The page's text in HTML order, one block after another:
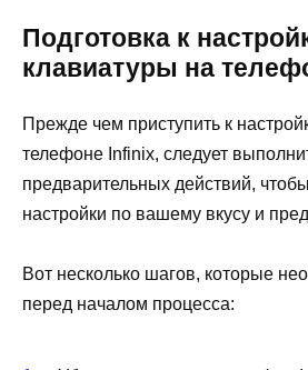
Подготовка к
клавиатуры на
Прежде чем приступить к
телефоне Infinix, следует
предварительных действий,
настройки по вашему вкусу и
Вот несколько шагов, которые
перед началом процесса: